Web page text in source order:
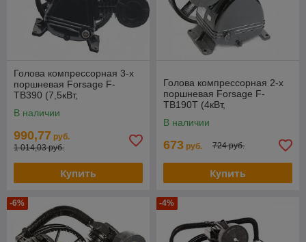
Голова компрессорная 3-х
поршневая Forsage F-
TB390 (7,5кВт,
мин, давление 8бар)
В наличии
990,77 руб.
1 014,03 руб.
Купить
Голова компрессорная 2-х
поршневая Forsage F-
TB190T (4кВт,
мин, давление 12,5бар)
В наличии
673 руб. 724 руб.
Купить
-6% -4%